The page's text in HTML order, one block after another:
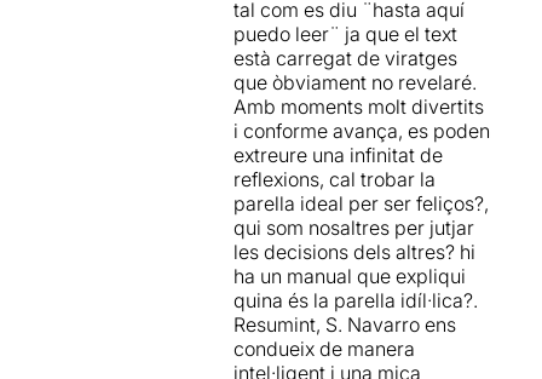
reflejo entre ellos.
En definitiva, Mitja Taronja
es unainteligente comedia
de situación con
ingredientes de absurdo
que juega con el disparate
para hacernos reflexionar
sobre la búsqueda del amor
en esta sociedad de
consumo. Ideal para los
amantes de la buena
comedia.
una conversación típica
entre amigos.
Laquímica interpretativa
entre Marçal Bayona
(David),Adrià Díaz (Adam)y
Júlia Santacana(Eva)es
una de las claves
principales de esta
producción. Como si fuesen
estos amigos que se
reencuentran, muestran
confianza, pero al mismo
tiempo recelo por aquellas
cosas que no se han dicho
tal com es diu ¨hasta aquí
puedo leer¨ ja que el text
està carregat de viratges
que òbviament no revelaré.
Amb moments molt divertits
i conforme avança, es poden
extreure una infinitat de
reflexions, cal trobar la
parella ideal per ser feliços?,
qui som nosaltres per jutjar
les decisions dels altres? hi
ha un manual que expliqui
quina és la parella idíl·lica?.
Resumint, S. Navarro ens
condueix de manera
intel·ligent i una mica